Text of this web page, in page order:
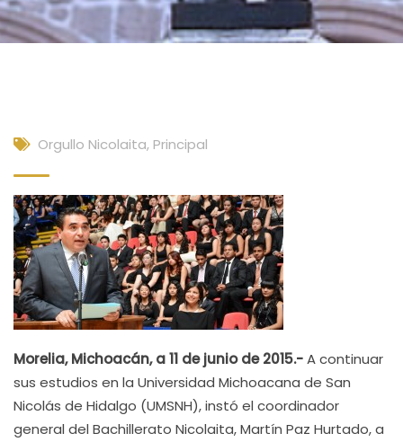
Orgullo Nicolaita, Principal
Morelia, Michoacán, a 11 de junio de 2015.-A continuar
sus estudios en la Universidad Michoacana de San
Nicolás de Hidalgo (UMSNH), instó el coordinador
general del Bachillerato Nicolaita, Martín Paz Hurtado, a